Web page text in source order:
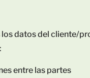
datos del cliente/
entre las partes